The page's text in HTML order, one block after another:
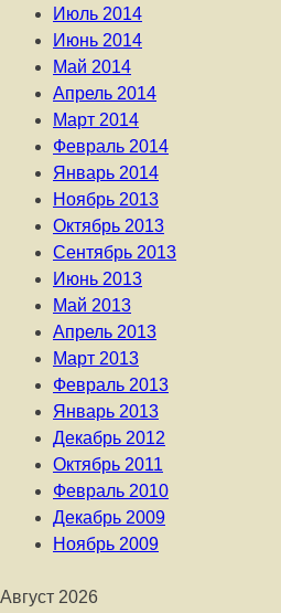
Июль 2014
Июнь 2014
Май 2014
Апрель 2014
Март 2014
Февраль 2014
Январь 2014
Ноябрь 2013
Октябрь 2013
Сентябрь 2013
Июнь 2013
Май 2013
Апрель 2013
Март 2013
Февраль 2013
Январь 2013
Декабрь 2012
Октябрь 2011
Февраль 2010
Декабрь 2009
Ноябрь 2009
Август 2026